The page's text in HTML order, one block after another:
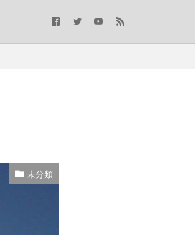
未分類